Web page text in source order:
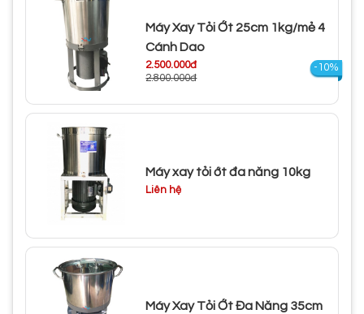
Máy Xay Tỏi Ớt 25cm 1kg/mẻ 4
Cánh Dao
2.500.000đ
2.800.000đ
-10%
Máy xay tỏi ớt đa năng 10kg
Liên hệ
Máy Xay Tỏi Ớt Đa Năng 35cm